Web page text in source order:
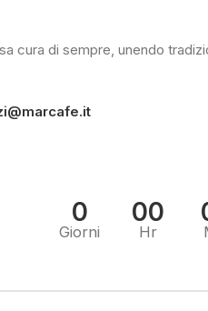
cura di sempre, unendo
0
Giorni
00
Hr